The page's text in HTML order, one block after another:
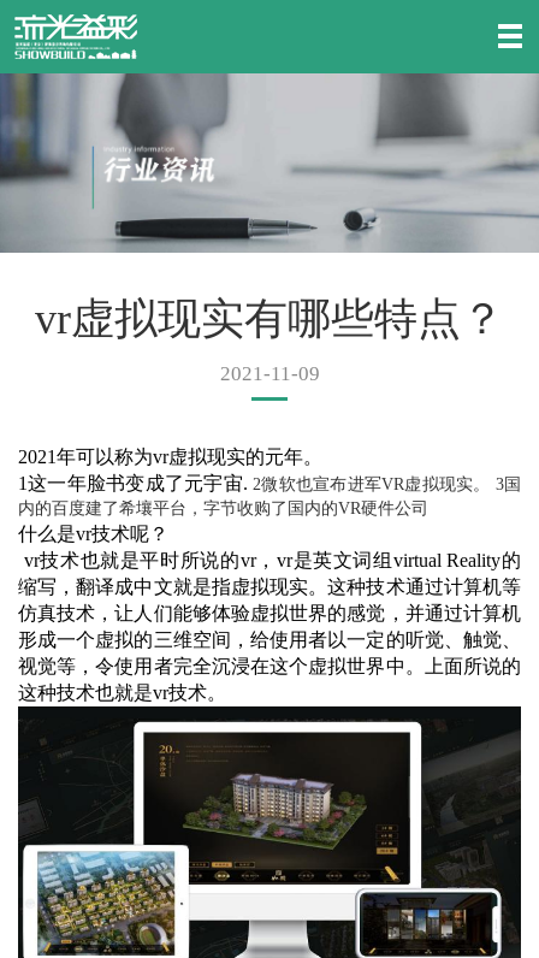
vr虚拟现实有哪些特点？
2021-11-09
2021年可以称为vr虚拟现实的元年。
1这一年脸书变成了元宇宙. 2微软也宣布进军VR虚拟现实。 3国
内的百度建了希壤平台，字节收购了国内的VR硬件公司
什么是vr技术呢？
vr技术也就是平时所说的vr，vr是英文词组virtual Reality的
缩写，翻译成中文就是指虚拟现实。这种技术通过计算机等
仿真技术，让人们能够体验虚拟世界的感觉，并通过计算机
形成一个虚拟的三维空间，给使用者以一定的听觉、触觉、
视觉等，令使用者完全沉浸在这个虚拟世界中。上面所说的
这种技术也就是vr技术。